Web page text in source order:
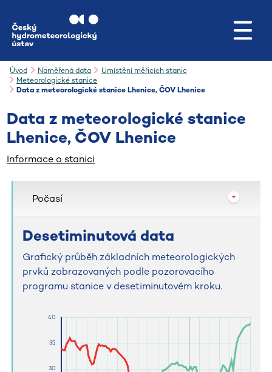
Úvod Naměřená data
Umístění měřicích stanic
Meteorologické stanice
Data z meteorologické stanice Lhenice, ČOV Lhenice
Data z meteorologické stanice
Lhenice, ČOV Lhenice
Informace o stanici
Počasí
Desetiminutová data
Grafický průběh základních meteorologických
prvků zobrazovaných podle pozorovacího
programu stanice v desetiminutovém kroku.